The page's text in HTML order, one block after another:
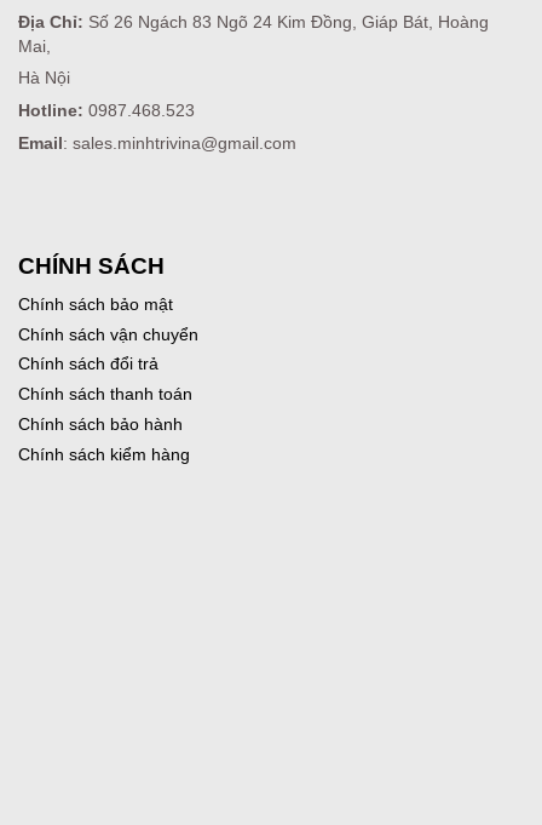
Địa Chỉ: Số 26 Ngách 83 Ngõ 24 Kim Đồng, Giáp Bát, Hoàng
Mai,
Hà Nội
Hotline: 0987.468.523
Email : sales.minhtrivina@gmail.com
CHÍNH SÁCH
Chính sách bảo mật
Chính sách vận chuyển
Chính sách đổi trả
Chính sách thanh toán
Chính sách bảo hành
Chính sách kiểm hàng